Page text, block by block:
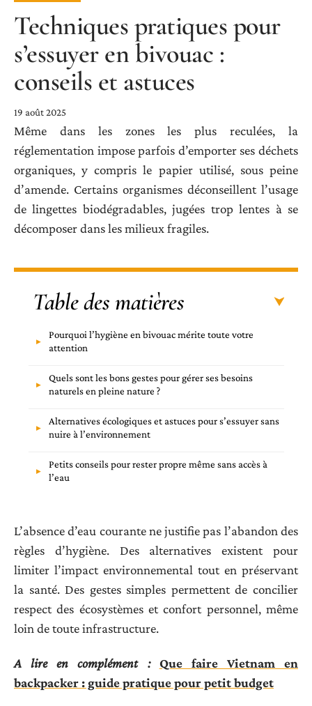
Techniques pratiques pour
s’essuyer en bivouac :
conseils et astuces
19 août 2025
Même dans les zones les plus reculées, la
réglementation impose parfois d’emporter ses déchets
organiques, y compris le papier utilisé, sous peine
d’amende. Certains organismes déconseillent l’usage
de lingettes biodégradables, jugées trop lentes à se
décomposer dans les milieux fragiles.
Table des matières
Pourquoi l’hygiène en bivouac mérite toute votre
attention
Quels sont les bons gestes pour gérer ses besoins
naturels en pleine nature ?
Alternatives écologiques et astuces pour s’essuyer sans
nuire à l’environnement
Petits conseils pour rester propre même sans accès à
l’eau
L’absence d’eau courante ne justifie pas l’abandon des
règles d’hygiène. Des alternatives existent pour
limiter l’impact environnemental tout en préservant
la santé. Des gestes simples permettent de concilier
respect des écosystèmes et confort personnel, même
loin de toute infrastructure.
A lire en complément :
Que faire Vietnam en
backpacker : guide pratique pour petit budget